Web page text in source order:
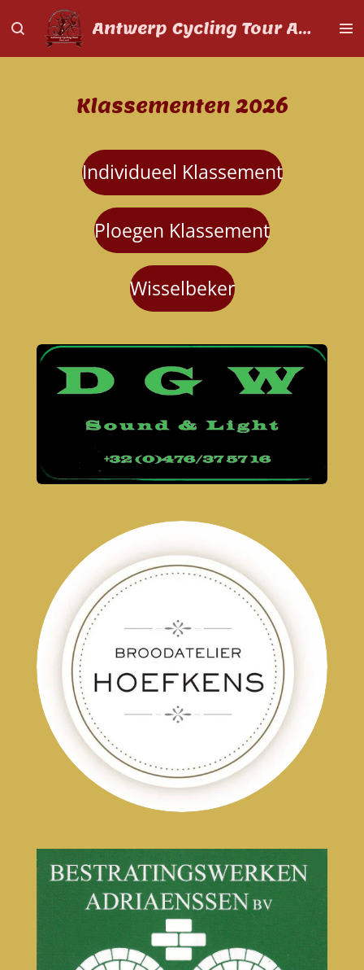
direct
Antwerp Cycling Tour Aspiranten
Klassementen 2026
Individueel Klassement
Ploegen Klassement
Wisselbeker